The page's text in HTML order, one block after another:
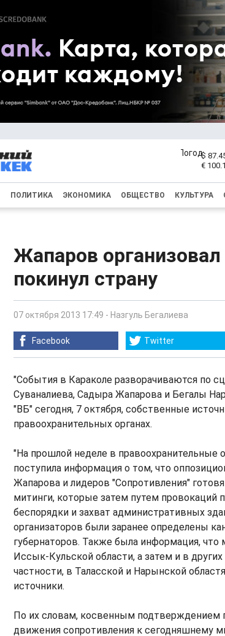
$
€
ПОЛИТИКА ЭКОНОМИКА ОБЩЕСТВО КУЛЬТУРА
Жапаров
покинул страну
07 октября 2013 17:49 - Назгуль Бегалиева
Facebook Twitter
"События в Караколе разворачиваются по
Суваналиева, Садыра Жапарова и Бегалы
"ВБ" сегодня, 7 октября, собственные
правоохранительных органах.
"На прошлой неделе в правоохранительные
поступила информация о том, что
Жапарова и лидеров "Сопротивления"
митинги, которые затем путем провокаций
беспорядки и захват административных
организаторов были заранее определены
губернаторов. Также была информация, что
Иссык-Кульской области, а затем и в
частности, в Таласской и Нарынской
источники.
По их словам, косвенным подтверждением
движения сопротивления к сегодняшнему